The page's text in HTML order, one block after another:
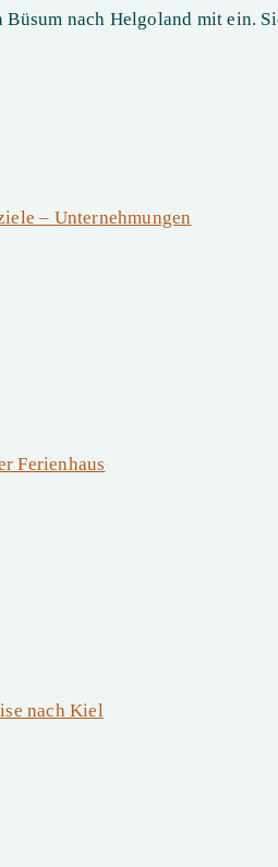
nach Helgoland mit ein.